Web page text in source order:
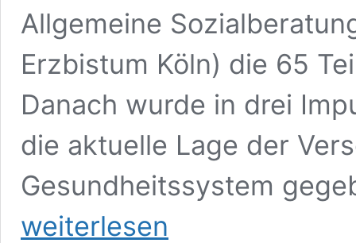
Allgemeine
Erzbistum Köln) die 65
Danach wurde in drei
die aktuelle Lage der
Gesundheitssystem
weiterlesen